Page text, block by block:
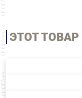
ЭТОТ ТОВАР